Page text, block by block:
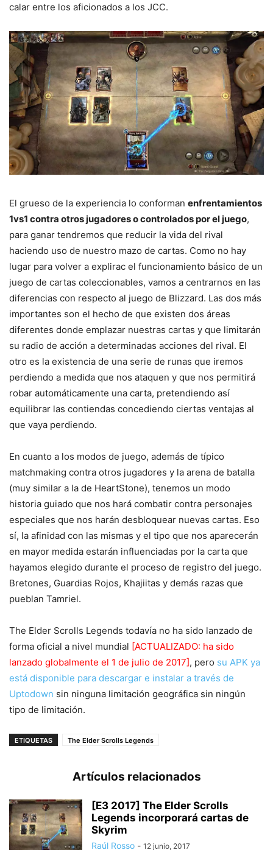
calar entre los aficionados a los JCC.
El grueso de la experiencia lo conforman enfrentamientos
1vs1 contra otros jugadores o controlados por el juego,
para ganar tendremos que reducir la vida del rival
haciendo uso de nuestro mazo de cartas. Como no hay
lugar para volver a explirac el funcionamiento básico de un
juego de cartas coleccionables, vamos a centrarnos en las
diferencias con respecto al juego de Blizzard. Las dos más
importantes son el hecho de que existen dos áreas
diferentes donde emplazar nuestras cartas y que limitarán
su radio de acción a determinadas acciones del rival. El
otro es la existencia de una serie de runas que iremos
perdiendo a medida que nos ataquen y que nos permitirá
robar automáticamente una carta, pretendiendo así
equilibrar las contiendas concediendo ciertas ventajas al
que vaya perdiendo.
En cuanto a los modos de juego, además de típico
matchmaking contra otros jugadores y la arena de batalla
(muy similar a la de HeartStone), tenemos un modo
historia guiado que nos hará combatir contra personajes
especiales que nos harán desbloquear nuevas cartas. Eso
sí, la afinidad con las mismas y el tipo que nos aparecerán
en mayor medida estarán influenciadas por la carta que
hayamos elegido durante el proceso de registro del juego.
Bretones, Guardias Rojos, Khajiitas y demás razas que
pueblan Tamriel.
The Elder Scrolls Legends todavía no ha sido lanzado de
forma oficial a nivel mundial [ACTUALIZADO: ha sido
lanzado globalmente el 1 de julio de 2017], pero su APK ya
está disponible para descargar e instalar a través de
Uptodown sin ninguna limitación geográfica sin ningún
tipo de limitación.
ETIQUETAS The Elder Scrolls Legends
Artículos relacionados
[E3 2017] The Elder Scrolls
Legends incorporará cartas de
Skyrim
Raúl Rosso - 12 junio, 2017